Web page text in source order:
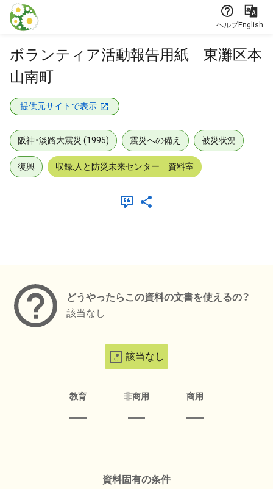
本文に飛ぶ
ヘルプEnglish
ボランティア活動報告用紙 東灘区本
山南町
提供元サイトで表示
阪神・淡路大震災 (1995) 震災への備え 被災状況
復興 収録:人と防災未来センター 資料室
どうやったらこの資料の文書を使えるの？
該当なし
該当なし
教育 非商用 商用
資料固有の条件